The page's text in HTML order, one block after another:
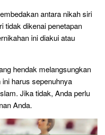
antara nikah siri
tidak dikenai penetapan
ini diakui atau
hendak melangsungkan
harus sepenuhnya
Jika tidak, Anda perlu
Anda.